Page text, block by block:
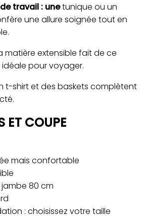
travail : unetunique ou un
une allure soignée tout en
matière extensible fait de ce
pour voyager.
t-shirt et des baskets complètent
ET COUPE
mais confortable
80 cm
: choisissez votre taille